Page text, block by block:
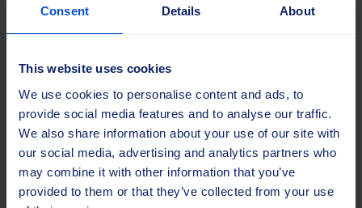
Consent Details About
This website uses cookies
We use cookies to personalise content and ads, to
provide social media features and to analyse our traffic.
We also share information about your use of our site with
our social media, advertising and analytics partners who
may combine it with other information that you’ve
provided to them or that they’ve collected from your use
pitävät kiitotiet...
pitkään olleet Sajaksen
Lentokenttä on
ympäristönä
poikkeuksellisen vaativa:
laitteiden on toimittava
moitteettomasti kovassakin
pakkasessa, täytettävä...
ReBuild Ukraine 2025...
Ukrainan infrastruktuurin,
teollisuuden ja energia-alan
jälleenrakennusta ja
investointeja käsittelevä
johtava näyttely...